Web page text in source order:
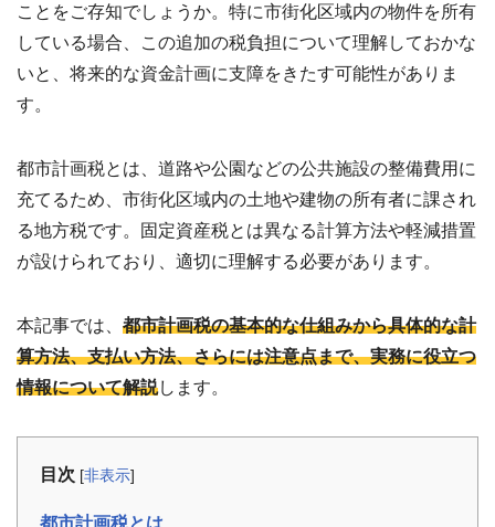
📊
取
実
全
府
県
の
取
例
📖
お
役
立
ち
相
続・
有
▾
ことをご存知でしょうか。特に市街化区域内の物件を所有
している場合、この追加の税負担について理解しておかな
いと、将来的な資金計画に支障をきたす可能性がありま
す。
都市計画税とは、道路や公園などの公共施設の整備費用に
充てるため、市街化区域内の土地や建物の所有者に課され
る地方税です。固定資産税とは異なる計算方法や軽減措置
が設けられており、適切に理解する必要があります。
本記事では、 都市計画税の基本的な仕組みから具体的な計
算方法、支払い方法、さらには注意点まで、実務に役立つ
情報について解説します。
目次 [非表示]
都市計画税とは